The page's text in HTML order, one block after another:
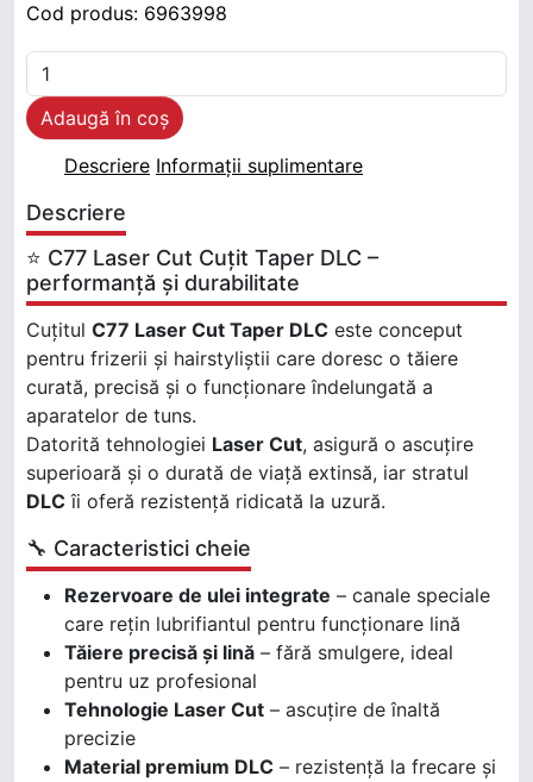
Cod produs: 6963998
Cantitate C77 LASER CUT CUTIT TAPER DLC
Adaugă în coș
Descriere Informații suplimentare
Descriere
⭐ C77 Laser Cut Cuțit Taper DLC –
performanță și durabilitate
Cuțitul C77 Laser Cut Taper DLC este conceput
pentru frizerii și hairstyliștii care doresc o tăiere
curată, precisă și o funcționare îndelungată a
aparatelor de tuns.
Datorită tehnologiei Laser Cut, asigură o ascuțire
superioară și o durată de viață extinsă, iar stratul
DLC îi oferă rezistență ridicată la uzură.
🔧 Caracteristici cheie
Rezervoare de ulei integrate – canale speciale
care rețin lubrifiantul pentru funcționare lină
Tăiere precisă și lină – fără smulgere, ideal
pentru uz profesional
Tehnologie Laser Cut – ascuțire de înaltă
precizie
Material premium DLC – rezistență la frecare și